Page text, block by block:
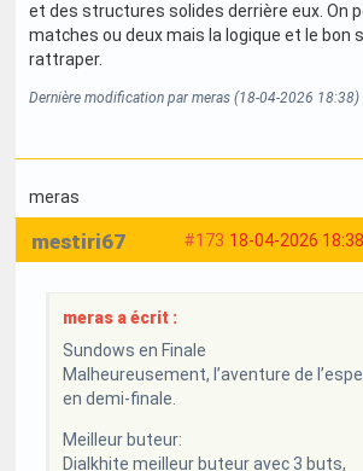
et des structures solides derrière eux. On
matches ou deux mais la logique et le bon
rattraper.
Dernière modification par meras (18-04-2026 18:38)
meras
#173 18-04-2026 18:38
mestiri67
meras a écrit :
Sundows en Finale
Malheureusement, l’aventure de
en demi-finale.
Meilleur buteur:
Dialkhite meilleur buteur avec 3 buts,